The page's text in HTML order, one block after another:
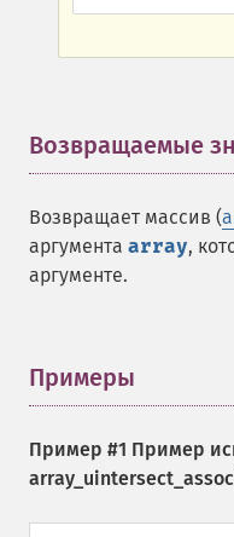
Возвращаемые
Возвращает массив (
аргумента array,
аргументе.
Примеры
Пример #1 Пример